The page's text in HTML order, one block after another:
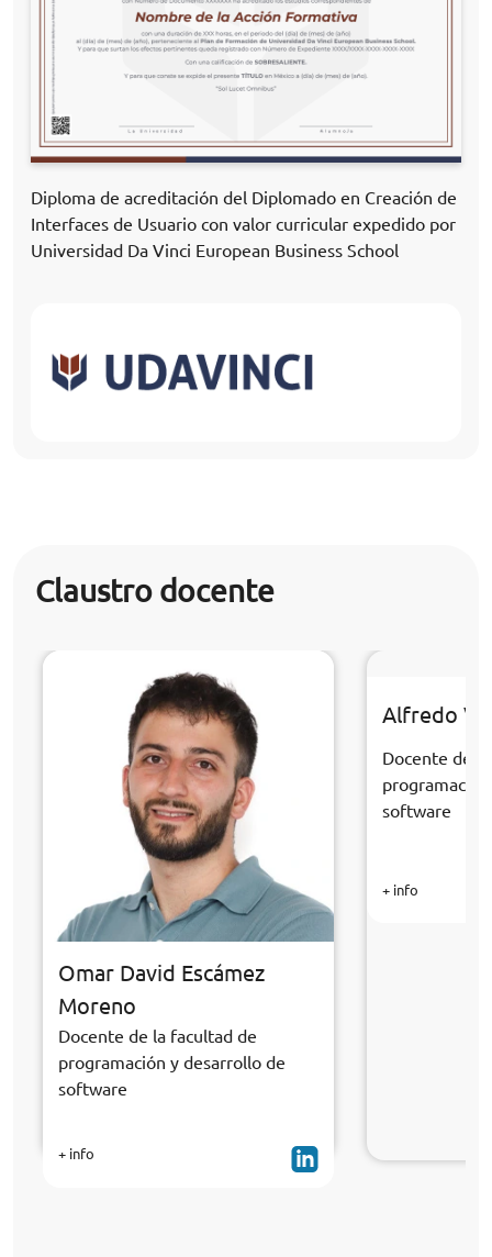
Diploma de acreditación del Diplomado en Creación de
Interfaces de Usuario con valor curricular expedido por
Universidad Da Vinci European Business School
Claustro docente
Omar David Escámez
Moreno
Docente de la facultad de
programación y desarrollo de
software
+ info
Alfredo
Docente de
software
+ info